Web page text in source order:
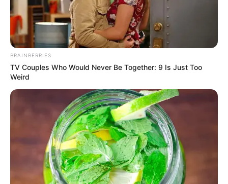
BRAINBERRIES
TV Couples Who Would Never Be Together: 9 Is Just Too
Weird